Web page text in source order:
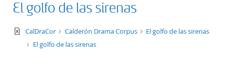
El golfo de las sirenas
text/xml
CalDraCor Calderón Drama Corpus
El golfo de las sirenas
El golfo de las sirenas